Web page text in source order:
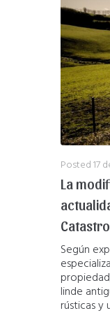
Posted17
La
Según
linde
rústicas y